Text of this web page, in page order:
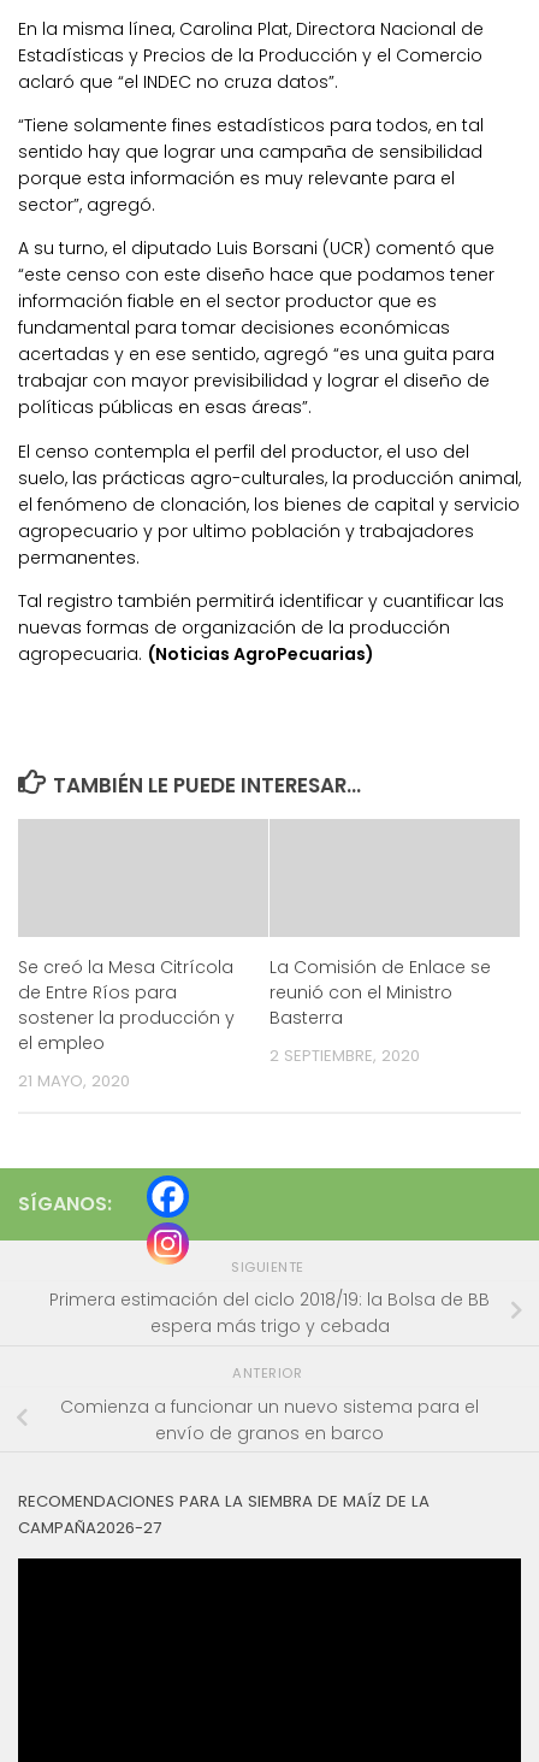
En la misma línea, Carolina Plat, Directora Nacional de
Estadísticas y Precios de la Producción y el Comercio
aclaró que “el INDEC no cruza datos”.
“Tiene solamente fines estadísticos para todos, en tal
sentido hay que lograr una campaña de sensibilidad
porque esta información es muy relevante para el
sector”, agregó.
A su turno, el diputado Luis Borsani (UCR) comentó que
“este censo con este diseño hace que podamos tener
información fiable en el sector productor que es
fundamental para tomar decisiones económicas
acertadas y en ese sentido, agregó “es una guita para
trabajar con mayor previsibilidad y lograr el diseño de
políticas públicas en esas áreas”.
El censo contempla el perfil del productor, el uso del
suelo, las prácticas agro-culturales, la producción animal,
el fenómeno de clonación, los bienes de capital y servicio
agropecuario y por ultimo población y trabajadores
permanentes.
Tal registro también permitirá identificar y cuantificar las
nuevas formas de organización de la producción
agropecuaria. (Noticias AgroPecuarias)
TAMBIÉN LE PUEDE INTERESAR...
Se creó la Mesa Citrícola
de Entre Ríos para
sostener la producción y
el empleo
21 MAYO, 2020
La Comisión de Enlace se
reunió con el Ministro
Basterra
2 SEPTIEMBRE, 2020
SÍGANOS:
SIGUIENTE
Primera estimación del ciclo 2018/19: la Bolsa de BB
espera más trigo y cebada
ANTERIOR
Comienza a funcionar un nuevo sistema para el
envío de granos en barco
RECOMENDACIONES PARA LA SIEMBRA DE MAÍZ DE LA
CAMPAÑA2026-27